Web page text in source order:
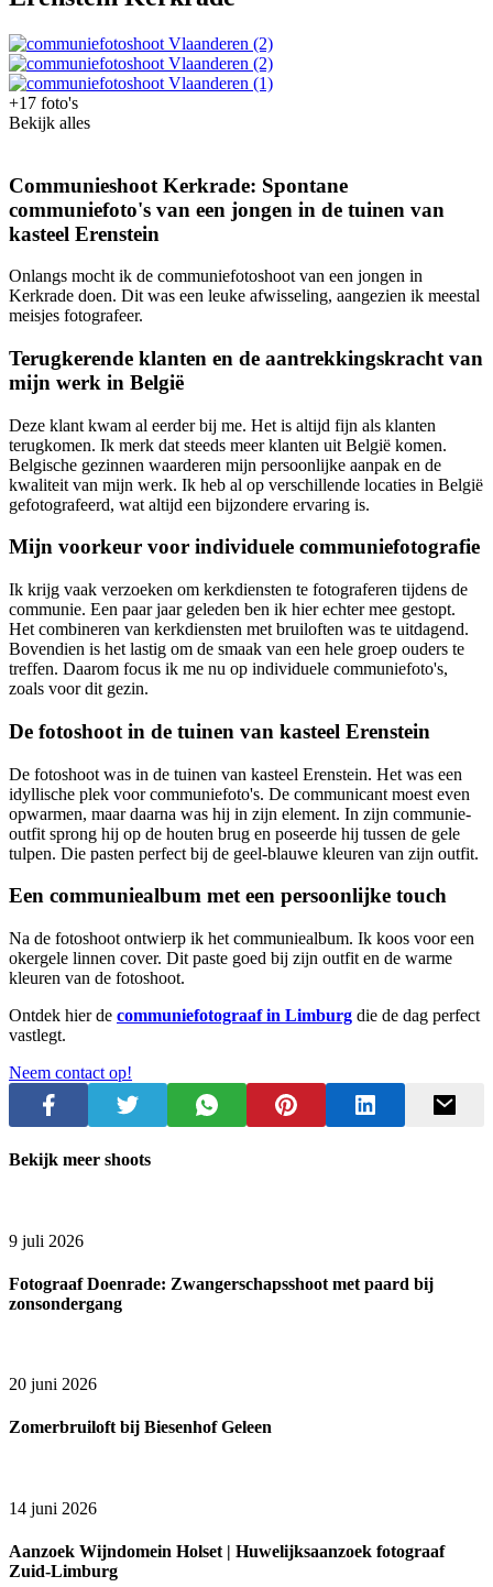
+17 foto's
Bekijk alles
Communieshoot Kerkrade: Spontane
communiefoto's van een jongen in de tuinen van
kasteel Erenstein
Onlangs mocht ik de communiefotoshoot van een jongen in
Kerkrade doen. Dit was een leuke afwisseling, aangezien ik meestal
meisjes fotografeer.
Terugkerende klanten en de aantrekkingskracht van
mijn werk in België
Deze klant kwam al eerder bij me. Het is altijd fijn als klanten
terugkomen. Ik merk dat steeds meer klanten uit België komen.
Belgische gezinnen waarderen mijn persoonlijke aanpak en de
kwaliteit van mijn werk. Ik heb al op verschillende locaties in België
gefotografeerd, wat altijd een bijzondere ervaring is.
Mijn voorkeur voor individuele communiefotografie
Ik krijg vaak verzoeken om kerkdiensten te fotograferen tijdens de
communie. Een paar jaar geleden ben ik hier echter mee gestopt.
Het combineren van kerkdiensten met bruiloften was te uitdagend.
Bovendien is het lastig om de smaak van een hele groep ouders te
treffen. Daarom focus ik me nu op individuele communiefoto's,
zoals voor dit gezin.
De fotoshoot in de tuinen van kasteel Erenstein
De fotoshoot was in de tuinen van kasteel Erenstein. Het was een
idyllische plek voor communiefoto's. De communicant moest even
opwarmen, maar daarna was hij in zijn element. In zijn communie-
outfit sprong hij op de houten brug en poseerde hij tussen de gele
tulpen. Die pasten perfect bij de geel-blauwe kleuren van zijn outfit.
Een communiealbum met een persoonlijke touch
Na de fotoshoot ontwierp ik het communiealbum. Ik koos voor een
okergele linnen cover. Dit paste goed bij zijn outfit en de warme
kleuren van de fotoshoot.
Ontdek hier de communiefotograaf in Limburg die de dag perfect
vastlegt.
Neem contact op!
Bekijk meer shoots
9 juli 2026
Fotograaf Doenrade: Zwangerschapsshoot met paard bij
zonsondergang
20 juni 2026
Zomerbruiloft bij Biesenhof Geleen
14 juni 2026
Aanzoek Wijndomein Holset | Huwelijksaanzoek fotograaf
Zuid-Limburg